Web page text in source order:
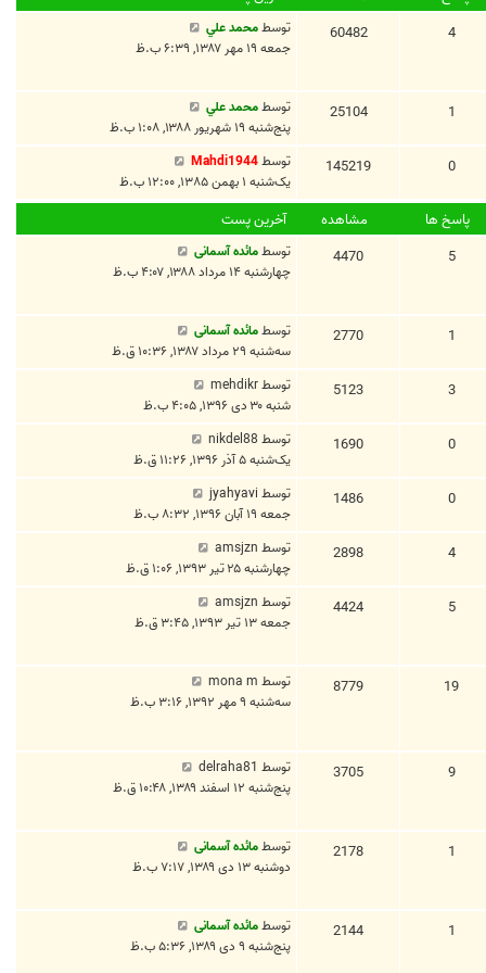
4
60482 توسطمحمد علي
جمعه ۱۹ مهر ۱۳۸۷, ۶:۳۹ ب.ظ
1
25104 توسطمحمد علي
پنج‌شنبه ۱۹ شهریور ۱۳۸۸, ۱:۰۸ ب.ظ
0
145219 توسطMahdi1944
یک‌شنبه ۱ بهمن ۱۳۸۵, ۱۲:۰۰ ب.ظ
پاسخ ها مشاهده
آخرین پست
5
4470 توسطمائده آسمانی
چهارشنبه ۱۴ مرداد ۱۳۸۸, ۴:۰۷ ب.ظ
1
2770 توسطمائده آسمانی
سه‌شنبه ۲۹ مرداد ۱۳۸۷, ۱۰:۳۶ ق.ظ
3
5123 توسطmehdikr
شنبه ۳۰ دی ۱۳۹۶, ۴:۰۵ ب.ظ
0
1690 توسط nikdel88
یک‌شنبه ۵ آذر ۱۳۹۶, ۱۱:۲۶ ق.ظ
0
1486 توسط jyahyavi
جمعه ۱۹ آبان ۱۳۹۶, ۸:۳۲ ب.ظ
4
2898 توسط amsjzn
چهارشنبه ۲۵ تیر ۱۳۹۳, ۱:۰۶ ق.ظ
5
4424 توسط amsjzn
جمعه ۱۳ تیر ۱۳۹۳, ۳:۴۵ ق.ظ
19
8779 توسط mona m
سه‌شنبه ۹ مهر ۱۳۹۲, ۳:۱۶ ب.ظ
9
3705 توسط delraha81
پنج‌شنبه ۱۲ اسفند ۱۳۸۹, ۱۰:۴۸ ق.ظ
1
2178 توسطمائده آسمانی
دوشنبه ۱۳ دی ۱۳۸۹, ۷:۱۷ ب.ظ
1
2144 توسطمائده آسمانی
پنج‌شنبه ۹ دی ۱۳۸۹, ۵:۳۶ ب.ظ